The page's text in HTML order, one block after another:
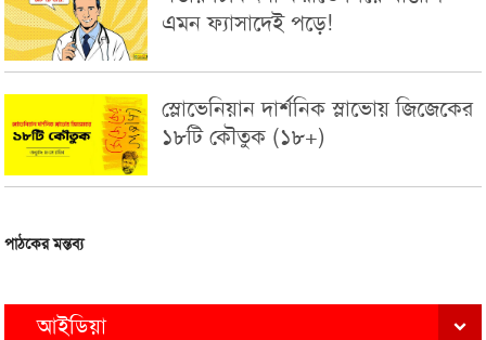
এমন ফ্যাসাদেই পড়ে!
স্লোভেনিয়ান দার্শনিক স্লাভোয় জিজেকের
১৮টি কৌতুক (১৮+)
পাঠকের মন্তব্য
আইডিয়া